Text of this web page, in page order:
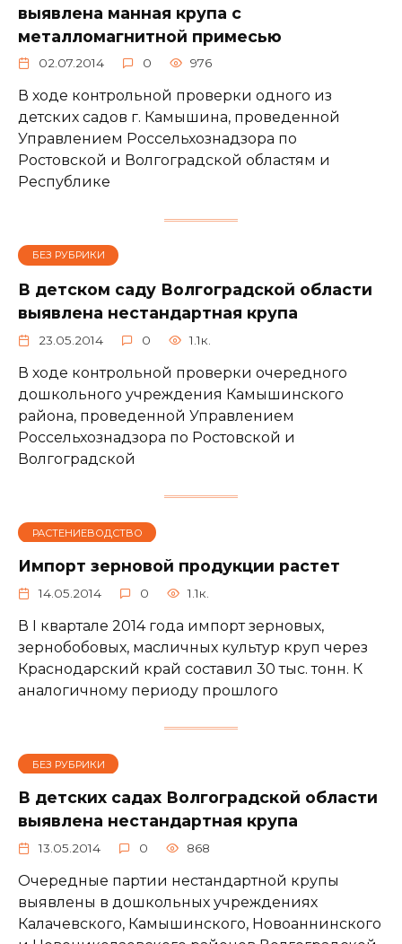
выявлена манная крупа с
металломагнитной примесью
02.07.2014 0 976
В ходе контрольной проверки одного из
детских садов г. Камышина, проведенной
Управлением Россельхознадзора по
Ростовской и Волгоградской областям и
Республике
БЕЗ РУБРИКИ
В детском саду Волгоградской области
выявлена нестандартная крупа
23.05.2014 0 1.1к.
В ходе контрольной проверки очередного
дошкольного учреждения Камышинского
района, проведенной Управлением
Россельхознадзора по Ростовской и
Волгоградской
РАСТЕНИЕВОДСТВО
Импорт зерновой продукции растет
14.05.2014 0 1.1к.
В I квартале 2014 года импорт зерновых,
зернобобовых, масличных культур круп через
Краснодарский край составил 30 тыс. тонн. К
аналогичному периоду прошлого
БЕЗ РУБРИКИ
В детских садах Волгоградской области
выявлена нестандартная крупа
13.05.2014 0 868
Очередные партии нестандартной крупы
выявлены в дошкольных учреждениях
Калачевского, Камышинского, Новоаннинского